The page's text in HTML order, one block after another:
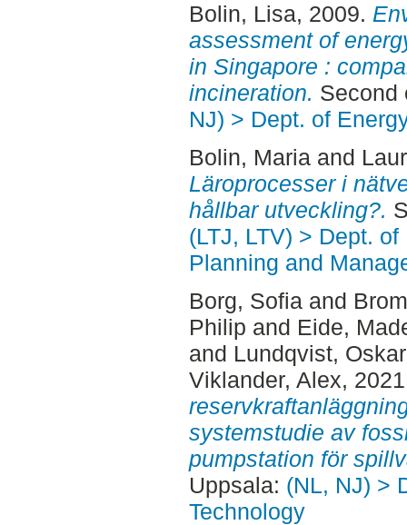
Bolin, Lisa, 2009.
assessment of
in Singapore :
incineration. Second
NJ) > Dept. of
Bolin, Mariaand
Läroprocesser i
hållbar utveckling?.
(LTJ, LTV) > Dept.
Planning and
Borg, Sofiaand
Philip and Eide,
and Lundqvist, Oskar
Viklander, Alex,
systemstudie av
pumpstation för
Uppsala: (NL, NJ) >
Technology